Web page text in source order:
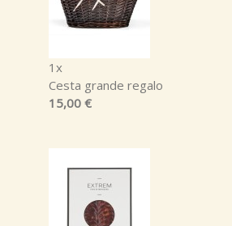
1x
Cesta grande regalo
15,00 €